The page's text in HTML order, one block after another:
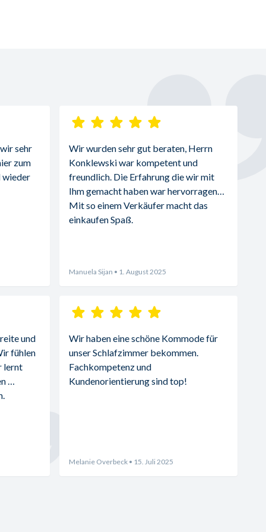
sehr
zum
wieder
und
fühlen
lernt
Wir wurden sehr gut beraten, Herrn
Konklewski war kompetent und
freundlich. Die Erfahrung die wir mit
Ihm gemacht haben war hervorragend.
Mit so einem Verkäufer macht das
einkaufen Spaß.
Manuela Sijan • 1. August 2025
Wir haben eine schöne Kommode für
unser Schlafzimmer bekommen.
Fachkompetenz und
Kundenorientierung sind top!
Melanie Overbeck • 15. Juli 2025